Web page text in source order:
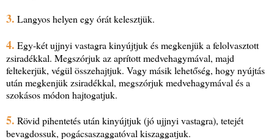
3. Langyos helyen egy órát kelesztjük.
4. Egy-két ujjnyi vastagra kinyújtjuk és megkenjük a felolvasztott
zsiradékkal. Megszórjuk az aprított medvehagymával, majd
feltekerjük, végül összehajtjuk. Vagy másik lehetőség, hogy nyújtás
után megkenjük zsiradékkal, megszórjuk medvehagymával és a
szokásos módon hajtogatjuk.
5. Rövid pihentetés után kinyújtjuk (jó ujjnyi vastagra), tetejét
bevagdossuk, pogácsaszaggatóval kiszaggatjuk.